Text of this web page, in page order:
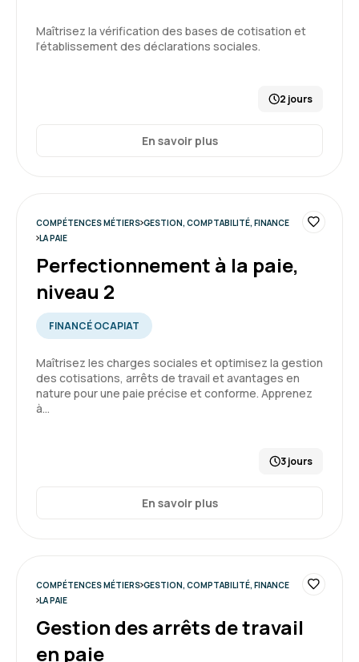
Formation : Perfectionnement à la paie, niveau 2
domaine méconnue par mon arrivée très
récente à BAG, j'ai mieux compris et assimilée
la formation avec un mois de recul.
Formation : Piloter l'entreprise - Comptabilité, base
bilan, compte de résultat, budget & TVA
Gwenaelle G. Le 11/03/2026
et des compréhensions sur des chiffres que je
Formation : Savoir lire et comprendre un bilan
Maîtrisez la vérification des bases de cotisation et
l’établissement des déclarations sociales.
2 jours
En savoir plus
COMPÉTENCES MÉTIERS GESTION, COMPTABILITÉ, FINANCE
LA PAIE
Perfectionnement à la paie,
niveau 2
FINANCÉ OCAPIAT
Maîtrisez les charges sociales et optimisez la gestion
des cotisations, arrêts de travail et avantages en
nature pour une paie précise et conforme. Apprenez
à…
3 jours
En savoir plus
COMPÉTENCES MÉTIERS GESTION, COMPTABILITÉ, FINANCE
LA PAIE
Gestion des arrêts de travail
en paie